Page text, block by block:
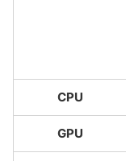
CPU
GPU